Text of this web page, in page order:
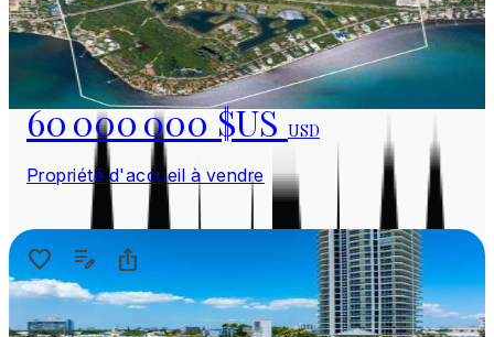
60 000 000 $USUSD
Propriété d'accueil à vendre